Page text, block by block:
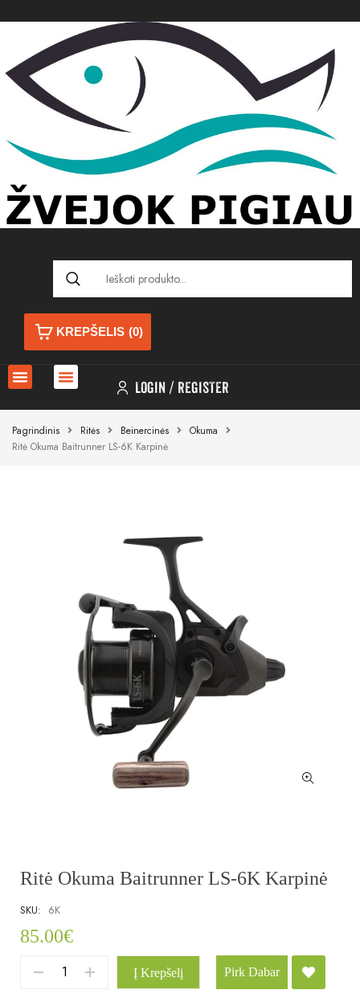
KREPŠELIS (0)
LOGIN REGISTER
Pagrindinis Ritės Beinercinės
Okuma
Ritė Okuma Baitrunner LS-6K Karpinė
Ritė Okuma Baitrunner LS-6K Karpinė
SKU: 6K
85.00€
Į Krepšelį Pirk Dabar